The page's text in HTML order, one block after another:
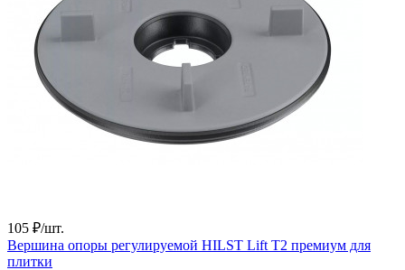
105 ₽/шт.
Вершина опоры регулируемой HILST Lift Т2 премиум для
плитки